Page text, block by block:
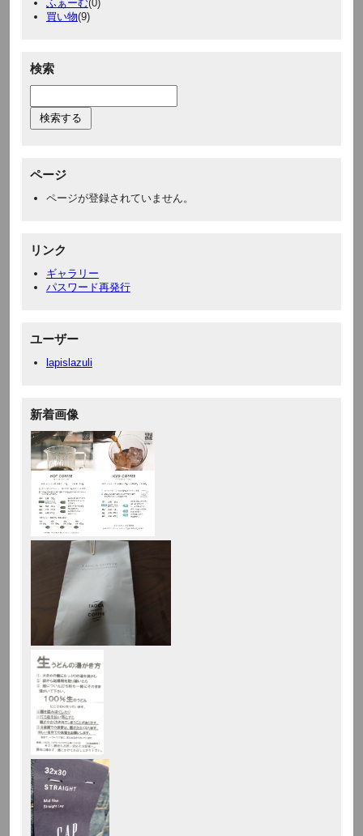
ふぁーむ(0)
買い物(9)
検索
ページ
ページが登録されていません。
リンク
ギャラリー
パスワード再発行
ユーザー
lapislazuli
新着画像